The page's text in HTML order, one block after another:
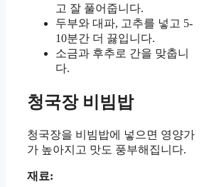
고 잘 풀어줍니다.
두부와 대파, 고추를 넣고 5-
10분간 더 끓입니다.
소금과 후추로 간을 맞춥니
다.
청국장 비빔밥
청국장을 비빔밥에 넣으면 영양가
가 높아지고 맛도 풍부해집니다.
재료: